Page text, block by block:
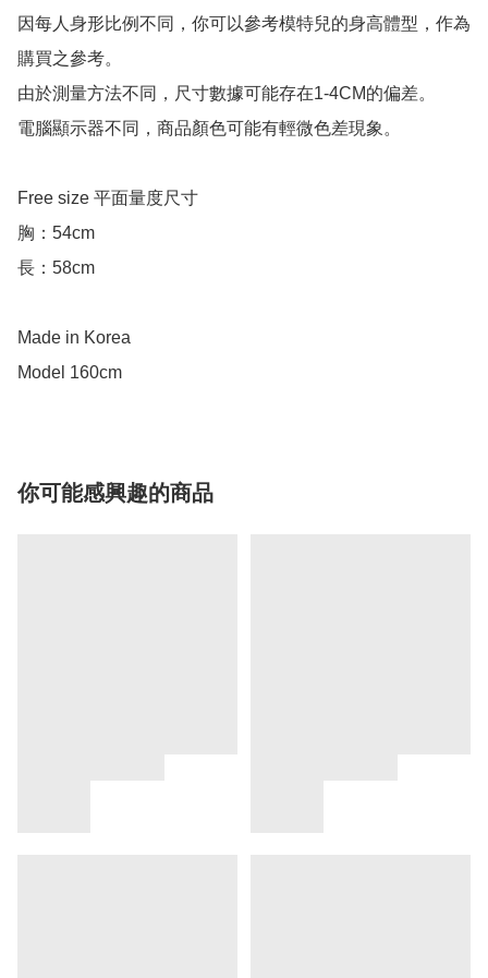
因每人身形比例不同，你可以參考模特兒的身高體型，作為
購買之參考。
由於測量方法不同，尺寸數據可能存在1-4CM的偏差。
電腦顯示器不同，商品顏色可能有輕微色差現象。
Free size 平面量度尺寸
胸：54cm
長：58cm
Made in Korea
你可能感興趣的商品